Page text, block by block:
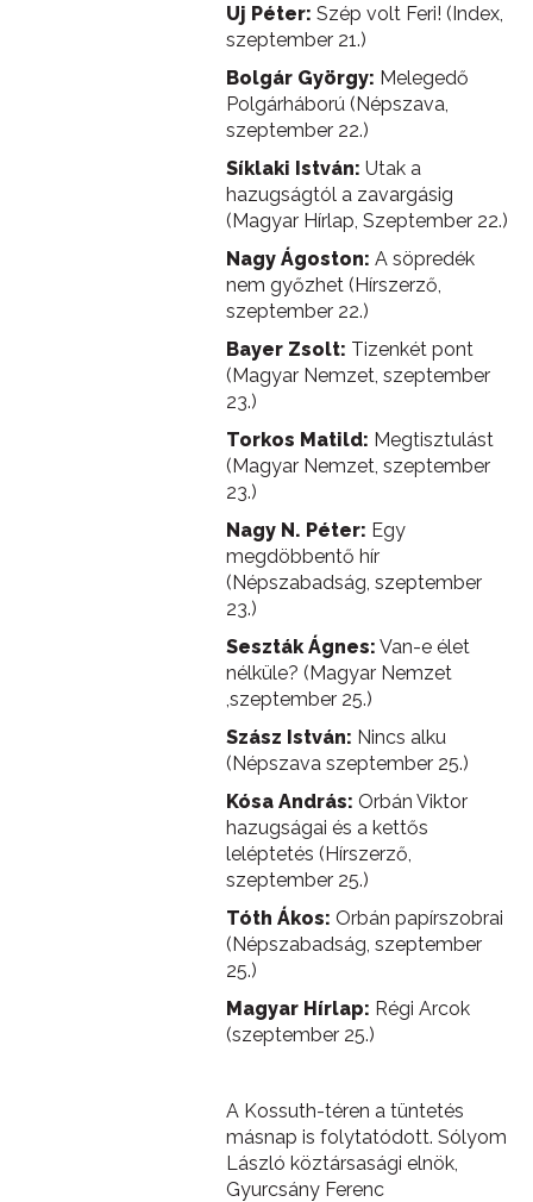
Uj Péter: Szép volt Feri! (Index,
szeptember 21.)
Bolgár György: Melegedő
Polgárháború (Népszava,
szeptember 22.)
Síklaki István: Utak a
hazugságtól a zavargásig
(Magyar Hírlap, Szeptember 22.)
Nagy Ágoston: A söpredék
nem győzhet (Hírszerző,
szeptember 22.)
Bayer Zsolt: Tizenkét pont
(Magyar Nemzet, szeptember
23.)
Torkos Matild: Megtisztulást
(Magyar Nemzet, szeptember
23.)
Nagy N. Péter: Egy
megdöbbentő hír
(Népszabadság, szeptember
23.)
Seszták Ágnes: Van-e élet
nélküle? (Magyar Nemzet
,szeptember 25.)
Szász István: Nincs alku
(Népszava szeptember 25.)
Kósa András: Orbán Viktor
hazugságai és a kettős
leléptetés (Hírszerző,
szeptember 25.)
Tóth Ákos: Orbán papírszobrai
(Népszabadság, szeptember
25.)
Magyar Hírlap: Régi Arcok
(szeptember 25.)
A Kossuth-téren a tüntetés
másnap is folytatódott. Sólyom
László köztársasági elnök,
Gyurcsány Ferenc